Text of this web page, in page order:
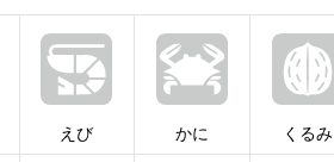
えび かに くるみ